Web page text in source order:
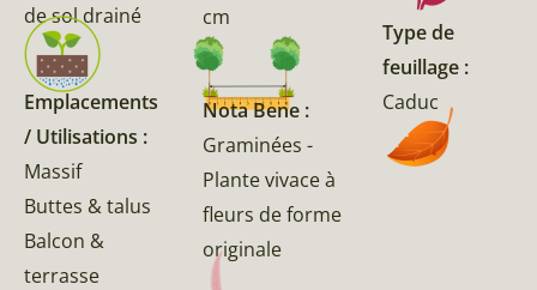
de sol drainé
Emplacements
/ Utilisations :
Massif
Buttes & talus
Balcon &
terrasse
cm
Nota Bene :
Graminées -
Plante vivace à
fleurs de forme
originale
Type de
feuillage :
Caduc